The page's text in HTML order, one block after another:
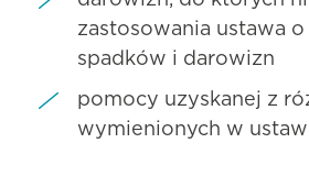
zastosowania ustawa
spadków i darowizn
pomocy uzyskanej z
wymienionych w